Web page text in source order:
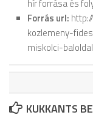
hír forrása és
Forrás url:
kozlemeny-
miskolci-
KUKKANTS